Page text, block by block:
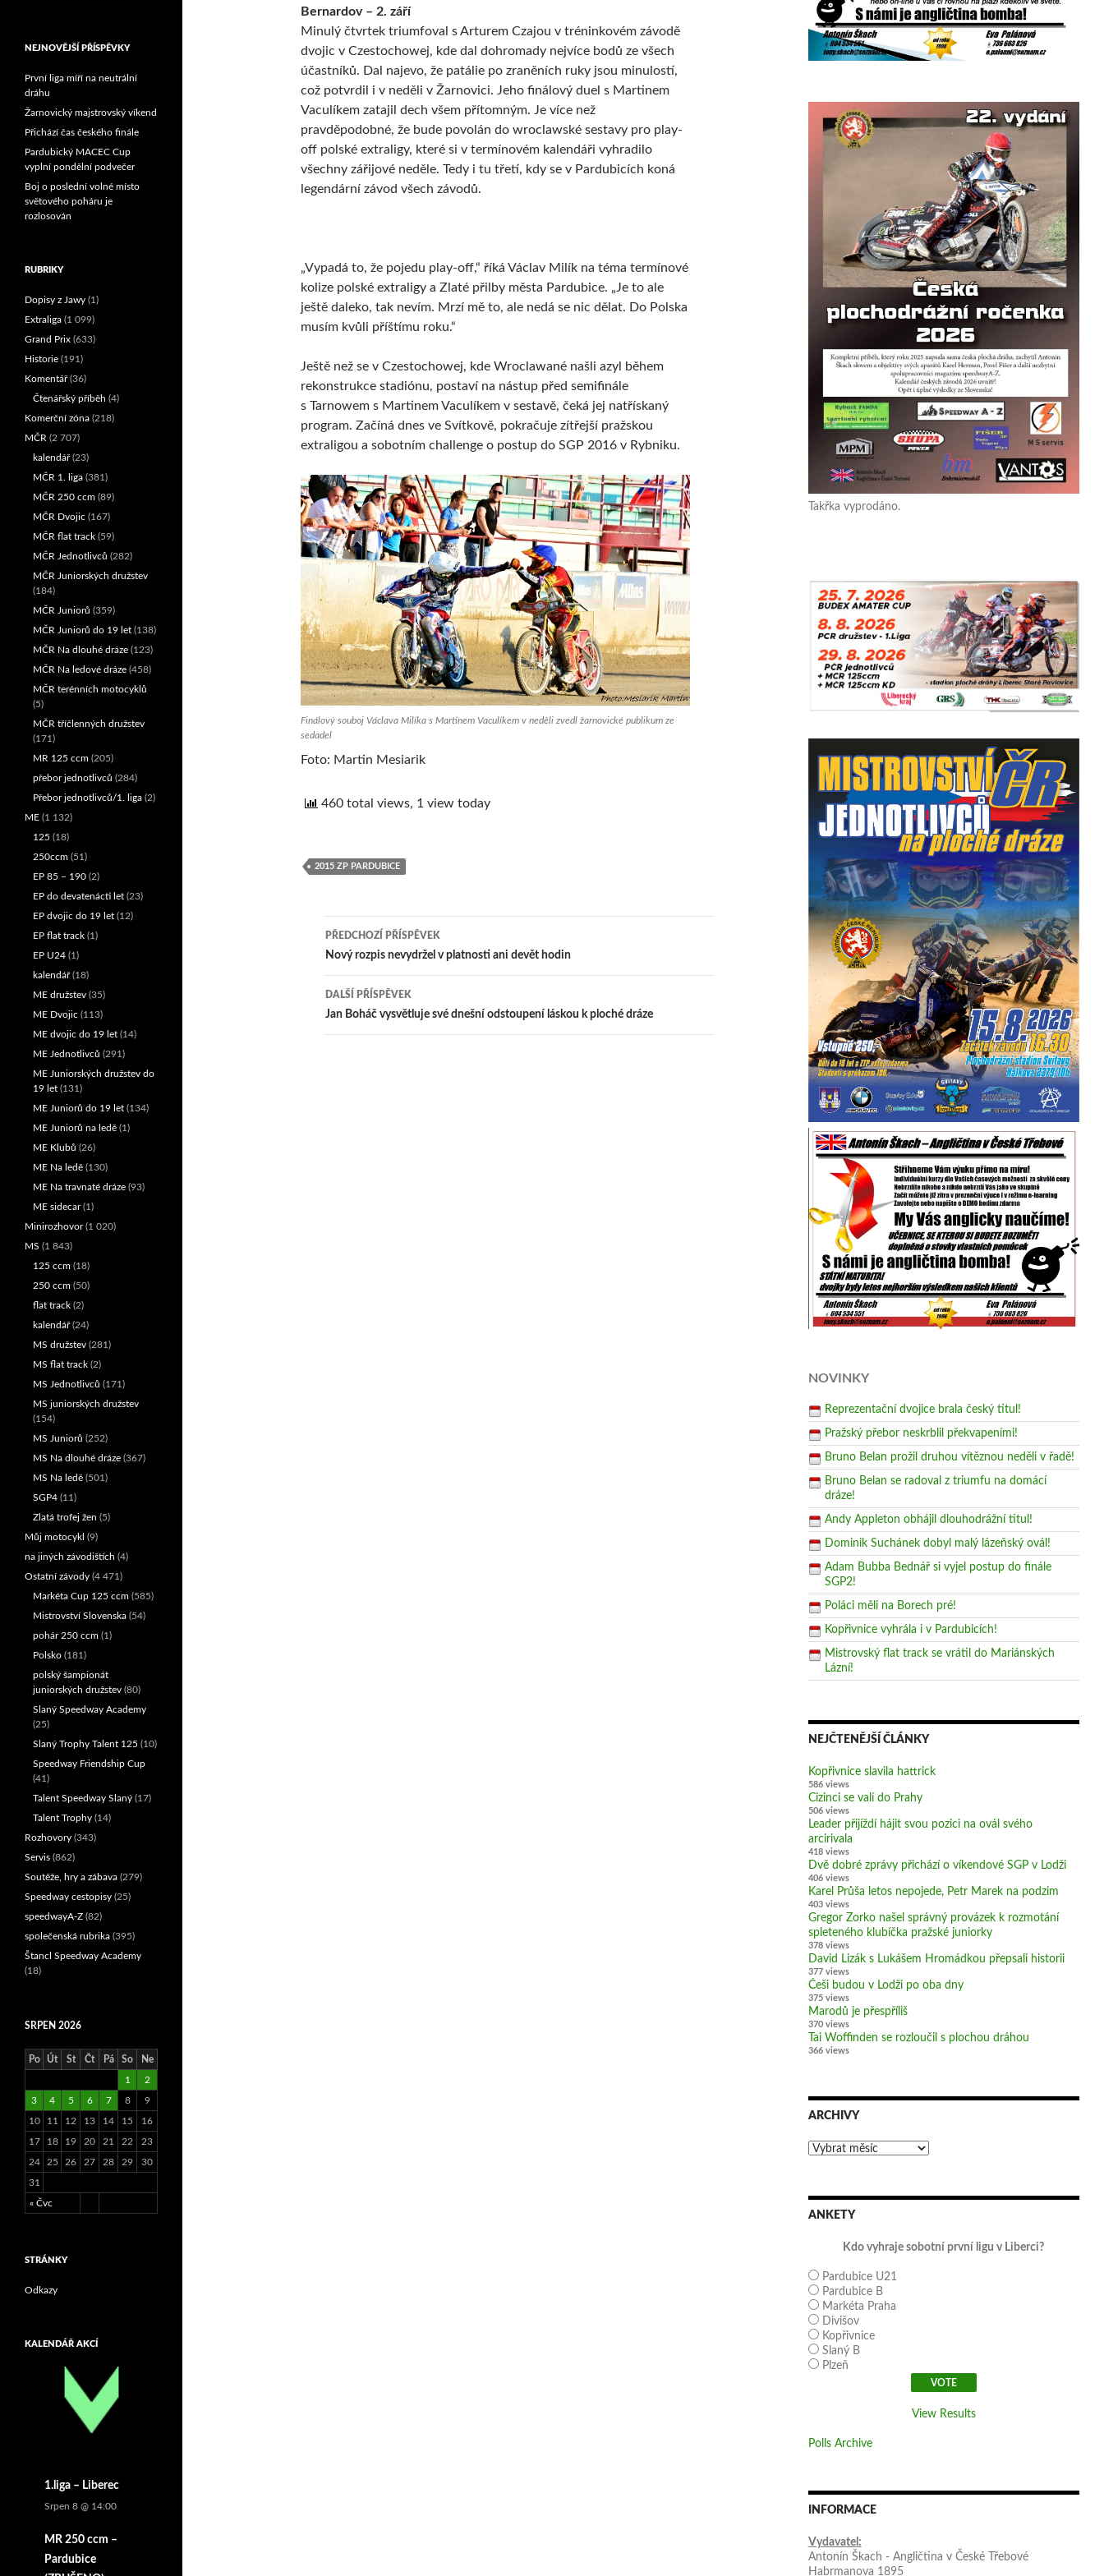
Bernardov – 2. září
Minulý čtvrtek triumfoval s Arturem Czajou v tréninkovém závodě
dvojic v Czestochowej, kde dal dohromady nejvíce bodů ze všech
účastníků. Dal najevo, že patálie po zraněních ruky jsou minulostí,
což potvrdil i v neděli v Žarnovici. Jeho finálový duel s Martinem
Vaculíkem zatajil dech všem přítomným. Je více než
pravděpodobné, že bude povolán do wroclawské sestavy pro play-
off polské extraligy, které si v termínovém kalendáři vyhradilo
všechny zářijové neděle. Tedy i tu třetí, kdy se v Pardubicích koná
legendární závod všech závodů.
„Vypadá to, že pojedu play-off,“ říká Václav Milík na téma termínové
kolize polské extraligy a Zlaté přilby města Pardubice. „Je to ale
ještě daleko, tak nevím. Mrzí mě to, ale nedá se nic dělat. Do Polska
musím kvůli příštímu roku.“
Ještě než se v Czestochowej, kde Wroclawané našli azyl během
rekonstrukce stadiónu, postaví na nástup před semifinále
s Tarnowem s Martinem Vaculíkem v sestavě, čeká jej natřískaný
program. Začíná dnes ve Svítkově, pokračuje zítřejší pražskou
extraligou a sobotním challenge o postup do SGP 2016 v Rybniku.
Finálový souboj Václava Milíka s Martinem Vaculíkem v neděli zvedl žarnovické publikum ze
sedadel
Foto: Martin Mesiarik
460 total views, 1 view today
2015 ZP PARDUBICE
Navigace
pro
příspěvek
PŘEDCHOZÍ PŘÍSPĚVEK
Nový rozpis nevydržel v platnosti ani devět hodin
DALŠÍ PŘÍSPĚVEK
Jan Boháč vysvětluje své dnešní odstoupení láskou k ploché dráze
Takřka vyprodáno.
NOVINKY
Reprezentační dvojice brala český titul!
Pražský přebor neskrblil překvapeními!
Bruno Belan prožil druhou vítěznou neděli v řadě!
Bruno Belan se radoval z triumfu na domácí
dráze!
Andy Appleton obhájil dlouhodrážní titul!
Dominik Suchánek dobyl malý lázeňský ovál!
Adam Bubba Bednář si vyjel postup do finále
SGP2!
Poláci měli na Borech pré!
Kopřivnice vyhrála i v Pardubicích!
Mistrovský flat track se vrátil do Mariánských
Lázní!
NEJČTENĚJŠÍ ČLÁNKY
Kopřivnice slavila hattrick
586 views
Cizinci se valí do Prahy
506 views
Leader přijíždí hájit svou pozici na ovál svého
arcirivala
418 views
Dvě dobré zprávy přichází o víkendové SGP v Lodži
406 views
Karel Průša letos nepojede, Petr Marek na podzim
403 views
Gregor Zorko našel správný provázek k rozmotání
spleteného klubíčka pražské juniorky
378 views
David Lizák s Lukášem Hromádkou přepsali historii
377 views
Češi budou v Lodži po oba dny
375 views
Marodů je přespříliš
370 views
Tai Woffinden se rozloučil s plochou dráhou
366 views
ARCHIVY
Archivy
ANKETY
Kdo vyhraje sobotní první ligu v Liberci?
Pardubice U21
Pardubice B
Markéta Praha
Divišov
Kopřivnice
Slaný B
Plzeň
View Results
Polls Archive
INFORMACE
Vydavatel:
Antonín Škach - Angličtina v České Třebové
Habrmanova 1895
NEJNOVĚJŠÍ PŘÍSPĚVKY
První liga míří na neutrální
dráhu
Žarnovický majstrovský víkend
Přichází čas českého finále
Pardubický MACEC Cup
vyplní pondělní podvečer
Boj o poslední volné místo
světového poháru je
rozlosován
RUBRIKY
Dopisy z Jawy (1)
Extraliga (1 099)
Grand Prix (633)
Historie (191)
Komentář(36)
Čtenářský příběh (4)
Komerční zóna (218)
MČR (2 707)
kalendář(23)
MČR 1. liga (381)
MČR 250 ccm (89)
MČR Dvojic (167)
MČR flat track (59)
MČR Jednotlivců (282)
MČR Juniorských družstev
(184)
MČR Juniorů (359)
MČR Juniorů do 19 let (138)
MČR Na dlouhé dráze (123)
MČR Na ledové dráze (458)
MČR terénních motocyklů
(5)
MČR tříčlenných družstev
(171)
MR 125 ccm (205)
přebor jednotlivců (284)
Přebor jednotlivců/1. liga (2)
ME (1 132)
125 (18)
250ccm (51)
EP 85 – 190 (2)
EP do devatenácti let (23)
EP dvojic do 19 let (12)
EP flat track (1)
EP U24 (1)
kalendář(18)
ME družstev (35)
ME Dvojic (113)
ME dvojic do 19 let (14)
ME Jednotlivců (291)
ME Juniorských družstev do
19 let (131)
ME Juniorů do 19 let (134)
ME Juniorů na ledě (1)
ME Klubů (26)
ME Na ledě (130)
ME Na travnaté dráze (93)
ME sidecar(1)
Minirozhovor(1 020)
MS (1 843)
125 ccm (18)
250 ccm (50)
flat track (2)
kalendář(24)
MS družstev (281)
MS flat track (2)
MS Jednotlivců (171)
MS juniorských družstev
(154)
MS Juniorů (252)
MS Na dlouhé dráze (367)
MS Na ledě (501)
SGP4 (11)
Zlatá trofej žen (5)
Můj motocykl (9)
na jiných závodištích (4)
Ostatní závody (4 471)
Markéta Cup 125 ccm (585)
Mistrovství Slovenska (54)
pohár 250 ccm (1)
Polsko (181)
polský šampionát
juniorských družstev (80)
Slaný Speedway Academy
(25)
Slaný Trophy Talent 125 (10)
Speedway Friendship Cup
(41)
Talent Speedway Slaný (17)
Talent Trophy (14)
Rozhovory (343)
Servis (862)
Soutěže, hry a zábava (279)
Speedway cestopisy (25)
speedwayA-Z (82)
společenská rubrika (395)
Štancl Speedway Academy
(18)
SRPEN 2026
Po Út St Čt Pá So Ne
« Čvc
1 2
3 4 5 6 7 8 9
10 11 12 13 14 15 16
17 18 19 20 21 22 23
24 25 26 27 28 29 30
31
STRÁNKY
Odkazy
KALENDÁŘ AKCÍ
1.liga – Liberec
Srpen 8 @ 14:00
MR 250 ccm –
Pardubice